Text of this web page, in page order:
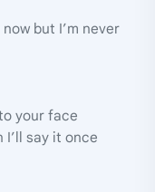
but I’m never
your face
I’ll say it once